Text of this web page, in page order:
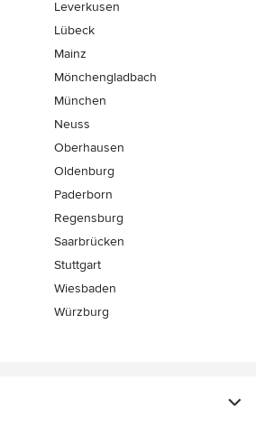
Leverkusen
Lübeck
Mainz
Mönchen­gladbach
München
Neuss
Oberhausen
Oldenburg
Paderborn
Regensburg
Saarbrücken
Stuttgart
Wiesbaden
Würzburg